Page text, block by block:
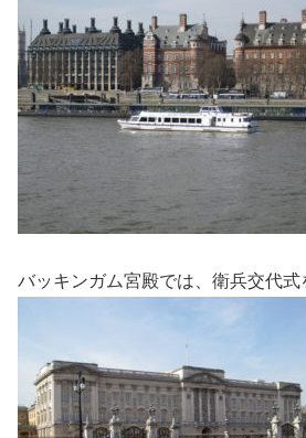
バッキンガム宮殿では、衛兵交代式